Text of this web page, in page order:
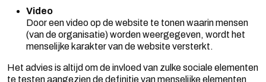
Video
Door een video op de website te tonen waarin mensen
(van de organisatie) worden weergegeven, wordt het
menselijke karakter van de website versterkt.
Het advies is altijd om de invloed van zulke sociale elementen
te testen aangezien de definitie van menselijke elementen